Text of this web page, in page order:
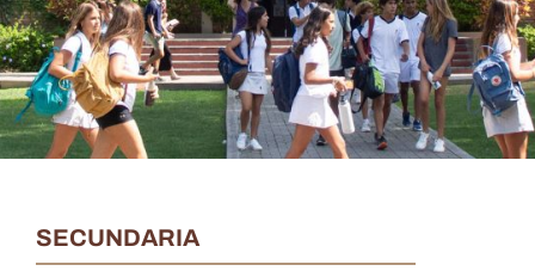
SECUNDARIA